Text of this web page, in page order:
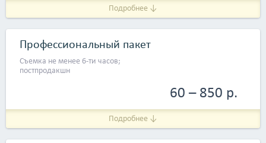
Подробнее ↓
Профессиональный пакет
Съемка не менее 6-ти часов;
постпродакшн
60 – 850 р.
Подробнее ↓